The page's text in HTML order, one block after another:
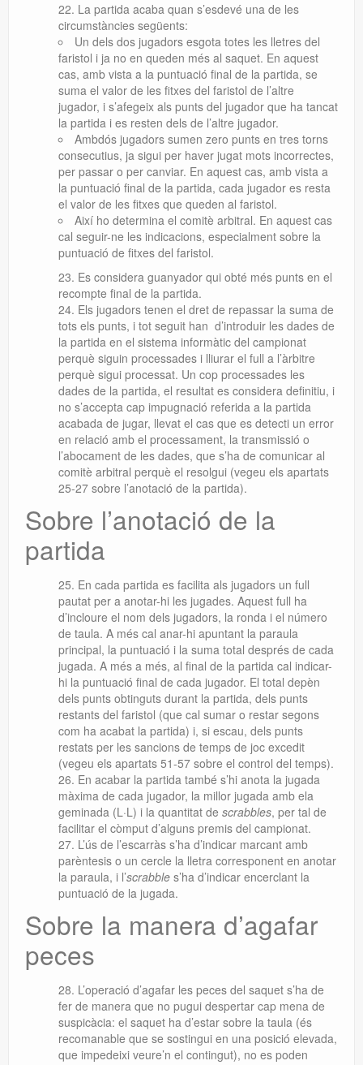
La partida acaba quan s’esdevé una de les
circumstàncies següents:
Un dels dos jugadors esgota totes les lletres del
faristol i ja no en queden més al saquet. En aquest
cas, amb vista a la puntuació final de la partida, se
suma el valor de les fitxes del faristol de l’altre
jugador, i s’afegeix als punts del jugador que ha tancat
la partida i es resten dels de l’altre jugador.
Ambdós jugadors sumen zero punts en tres torns
consecutius, ja sigui per haver jugat mots incorrectes,
per passar o per canviar. En aquest cas, amb vista a
la puntuació final de la partida, cada jugador es resta
el valor de les fitxes que queden al faristol.
Així ho determina el comitè arbitral. En aquest cas
cal seguir-ne les indicacions, especialment sobre la
puntuació de fitxes del faristol.
Es considera guanyador qui obté més punts en el
recompte final de la partida.
Els jugadors tenen el dret de repassar la suma de
tots els punts, i tot seguit han d’introduir les dades de
la partida en el sistema informàtic del campionat
perquè siguin processades i lliurar el full a l’àrbitre
perquè sigui processat. Un cop processades les
dades de la partida, el resultat es considera definitiu, i
no s’accepta cap impugnació referida a la partida
acabada de jugar, llevat el cas que es detecti un error
en relació amb el processament, la transmissió o
l’abocament de les dades, que s’ha de comunicar al
comitè arbitral perquè el resolgui (vegeu els apartats
25-27 sobre l’anotació de la partida).
Sobre l’anotació de la
partida
En cada partida es facilita als jugadors un full
pautat per a anotar-hi les jugades. Aquest full ha
d’incloure el nom dels jugadors, la ronda i el número
de taula. A més cal anar-hi apuntant la paraula
principal, la puntuació i la suma total després de cada
jugada. A més a més, al final de la partida cal indicar-
hi la puntuació final de cada jugador. El total depèn
dels punts obtinguts durant la partida, dels punts
restants del faristol (que cal sumar o restar segons
com ha acabat la partida) i, si escau, dels punts
restats per les sancions de temps de joc excedit
(vegeu els apartats 51-57 sobre el control del temps).
En acabar la partida també s’hi anota la jugada
màxima de cada jugador, la millor jugada amb ela
geminada (L·L) i la quantitat de scrabbles, per tal de
facilitar el còmput d’alguns premis del campionat.
L’ús de l’escarràs s’ha d’indicar marcant amb
parèntesis o un cercle la lletra corresponent en anotar
la paraula, i l’scrabbles’ha d’indicar encerclant la
puntuació de la jugada.
Sobre la manera d’agafar
peces
L’operació d’agafar les peces del saquet s’ha de
fer de manera que no pugui despertar cap mena de
suspicàcia: el saquet ha d’estar sobre la taula (és
recomanable que se sostingui en una posició elevada,
que impedeixi veure’n el contingut), no es poden